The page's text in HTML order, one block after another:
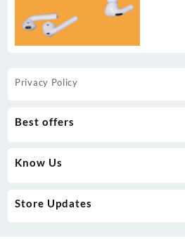
Privacy Policy
Best offers
Know Us
Store Updates